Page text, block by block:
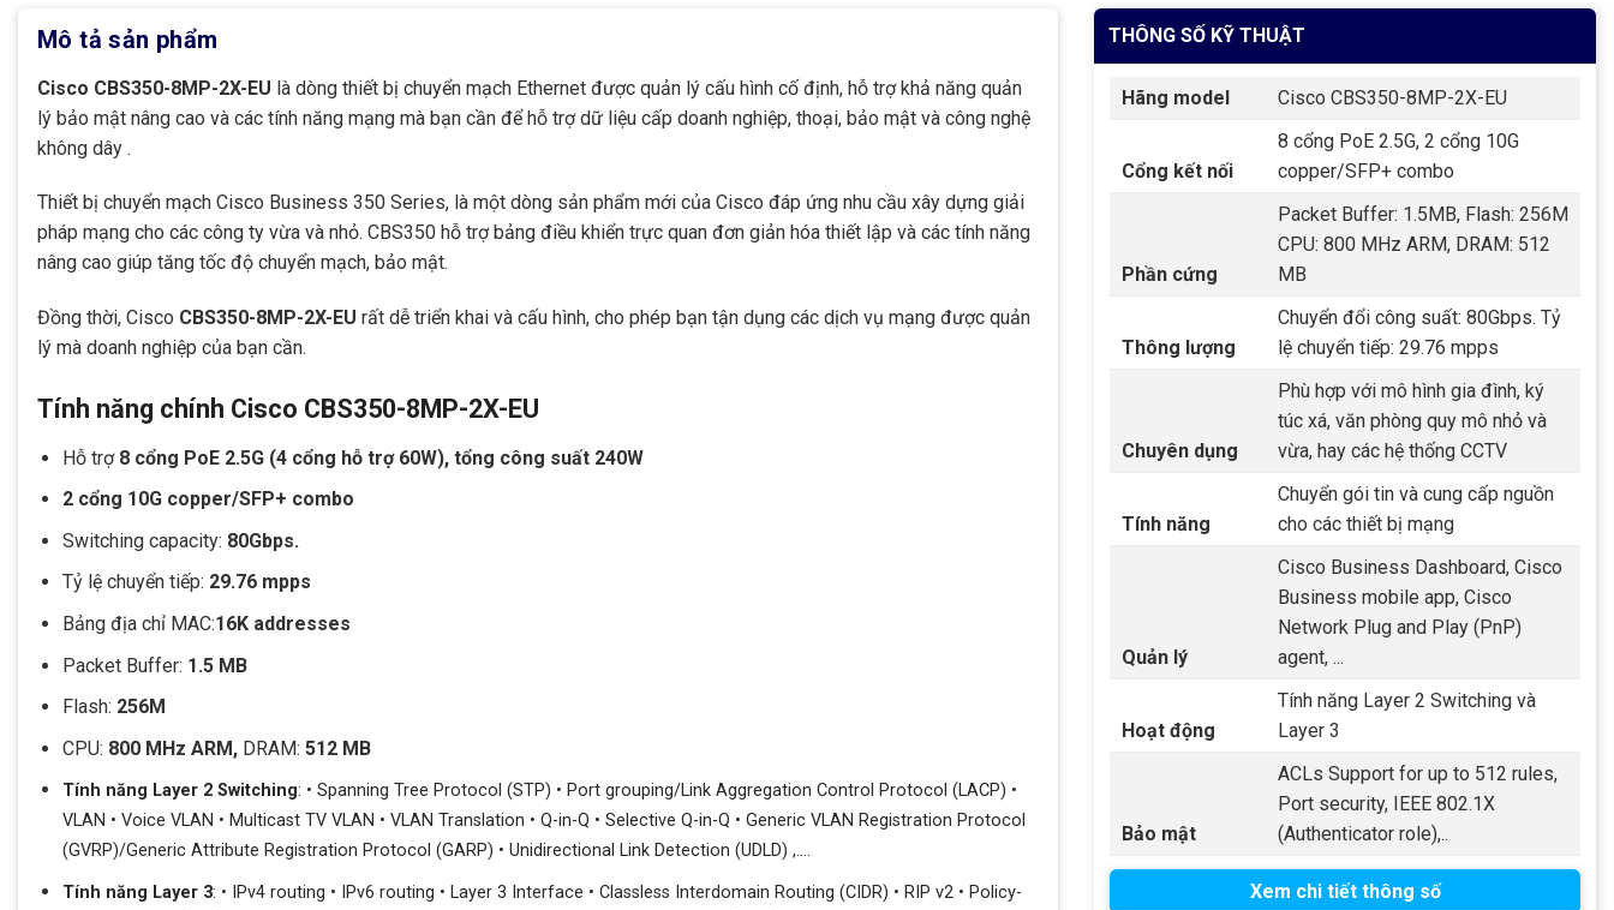
Mô tả sản phẩm
Cisco CBS350-8MP-2X-EU là dòng thiết bị chuyển mạch Ethernet được quản lý cấu hình cố định, hỗ trợ khả năng quản
lý bảo mật nâng cao và các tính năng mạng mà bạn cần để hỗ trợ dữ liệu cấp doanh nghiệp, thoại, bảo mật và công nghệ
không dây .
Thiết bị chuyển mạch Cisco Business 350 Series, là một dòng sản phẩm mới của Cisco đáp ứng nhu cầu xây dựng giải
pháp mạng cho các công ty vừa và nhỏ. CBS350 hỗ trợ bảng điều khiển trực quan đơn giản hóa thiết lập và các tính năng
nâng cao giúp tăng tốc độ chuyển mạch, bảo mật.
Đồng thời, Cisco CBS350-8MP-2X-EU rất dễ triển khai và cấu hình, cho phép bạn tận dụng các dịch vụ mạng được quản
lý mà doanh nghiệp của bạn cần.
Tính năng chính Cisco CBS350-8MP-2X-EU
Hỗ trợ8 cổng PoE 2.5G (4 cổng hỗ trợ 60W), tổng công suất 240W
2 cổng 10G copper/SFP+ combo
Switching capacity: 80Gbps.
Tỷ lệ chuyển tiếp: 29.76 mpps
Bảng địa chỉ MAC:16K addresses
Packet Buffer: 1.5 MB
Flash: 256M
CPU: 800 MHz ARM, DRAM: 512 MB
Tính năng Layer 2 Switching: • Spanning Tree Protocol (STP) • Port grouping/Link Aggregation Control Protocol (LACP) •
VLAN • Voice VLAN • Multicast TV VLAN • VLAN Translation • Q-in-Q • Selective Q-in-Q • Generic VLAN Registration Protocol
(GVRP)/Generic Attribute Registration Protocol (GARP) • Unidirectional Link Detection (UDLD) ,….
Tính năng Layer 3: • IPv4 routing • IPv6 routing • Layer 3 Interface • Classless Interdomain Routing (CIDR) • RIP v2 • Policy-
THÔNG SỐ KỸ THUẬT
Hãng model Cisco CBS350-8MP-2X-EU
Cổng kết nối
8 cổng PoE 2.5G, 2 cổng 10G
copper/SFP+ combo
Phần cứng
Packet Buffer: 1.5MB, Flash: 256M
CPU: 800 MHz ARM, DRAM: 512
MB
Thông lượng
Chuyển đổi công suất: 80Gbps. Tỷ
lệ chuyển tiếp: 29.76 mpps
Chuyên dụng
Phù hợp với mô hình gia đình, ký
túc xá, văn phòng quy mô nhỏ và
vừa, hay các hệ thống CCTV
Tính năng
Chuyển gói tin và cung cấp nguồn
cho các thiết bị mạng
Quản lý
Cisco Business Dashboard, Cisco
Business mobile app, Cisco
Network Plug and Play (PnP)
agent, ...
Hoạt động
Tính năng Layer 2 Switching và
Layer 3
Bảo mật
ACLs Support for up to 512 rules,
Port security, IEEE 802.1X
(Authenticator role),..
Xem chi tiết thông số